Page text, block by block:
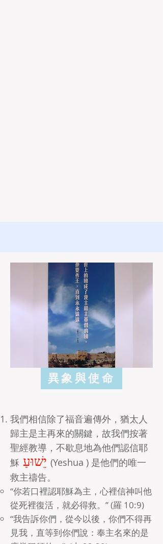
異象與使命
我們相信除了福音遍傳外，猶太人
歸主是主再來的關鍵， 故我們按著
聖經教導，不歇息地為他們認信耶
穌
(Yeshua ) 是他們的唯一
救主禱告。
“你若口裡認耶穌為主 ， 心裡信神叫他
從死裡復活，就必得救。” (羅 10:9)
“我告訴你們，從今以後，你們不得再
見我，直等到你們說：奉主名來的是